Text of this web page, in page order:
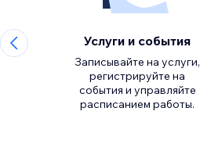
Услуги и события
Записывайте на услуги,
регистрируйте на
события и управляйте
расписанием работы.